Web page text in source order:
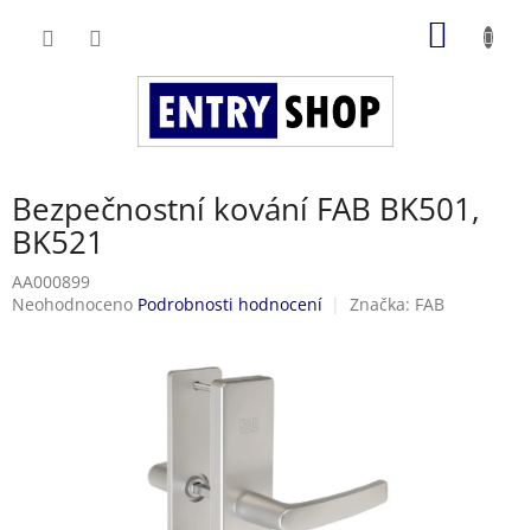
Bezpečnostní kování FAB BK501,
BK521
AA000899
Průměrné
Neohodnoceno Podrobnosti hodnocení Značka: FAB